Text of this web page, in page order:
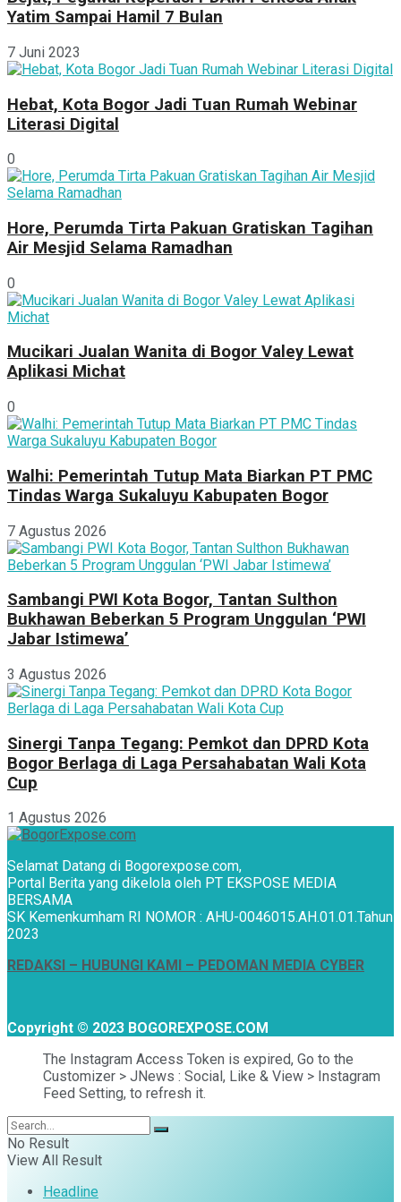
Yatim Sampai Hamil 7 Bulan
7 Juni 2023
Hebat, Kota Bogor Jadi Tuan Rumah Webinar
Literasi Digital
0
Hore, Perumda Tirta Pakuan Gratiskan Tagihan
Air Mesjid Selama Ramadhan
0
Mucikari Jualan Wanita di Bogor Valey Lewat
Aplikasi Michat
0
Walhi: Pemerintah Tutup Mata Biarkan PT PMC
Tindas Warga Sukaluyu Kabupaten Bogor
7 Agustus 2026
Sambangi PWI Kota Bogor, Tantan Sulthon
Bukhawan Beberkan 5 Program Unggulan ‘PWI
Jabar Istimewa’
3 Agustus 2026
Sinergi Tanpa Tegang: Pemkot dan DPRD Kota
Bogor Berlaga di Laga Persahabatan Wali Kota
Cup
1 Agustus 2026
Selamat Datang di Bogorexpose.com,
Portal Berita yang dikelola oleh PT EKSPOSE MEDIA
BERSAMA
SK Kemenkumham RI NOMOR : AHU-0046015.AH.01.01.Tahun
2023
REDAKSI – HUBUNGI KAMI – PEDOMAN MEDIA CYBER
Copyright © 2023 BOGOREXPOSE.COM
The Instagram Access Token is expired, Go to the
Customizer > JNews : Social, Like & View > Instagram
Feed Setting, to refresh it.
No Result
View All Result
Headline